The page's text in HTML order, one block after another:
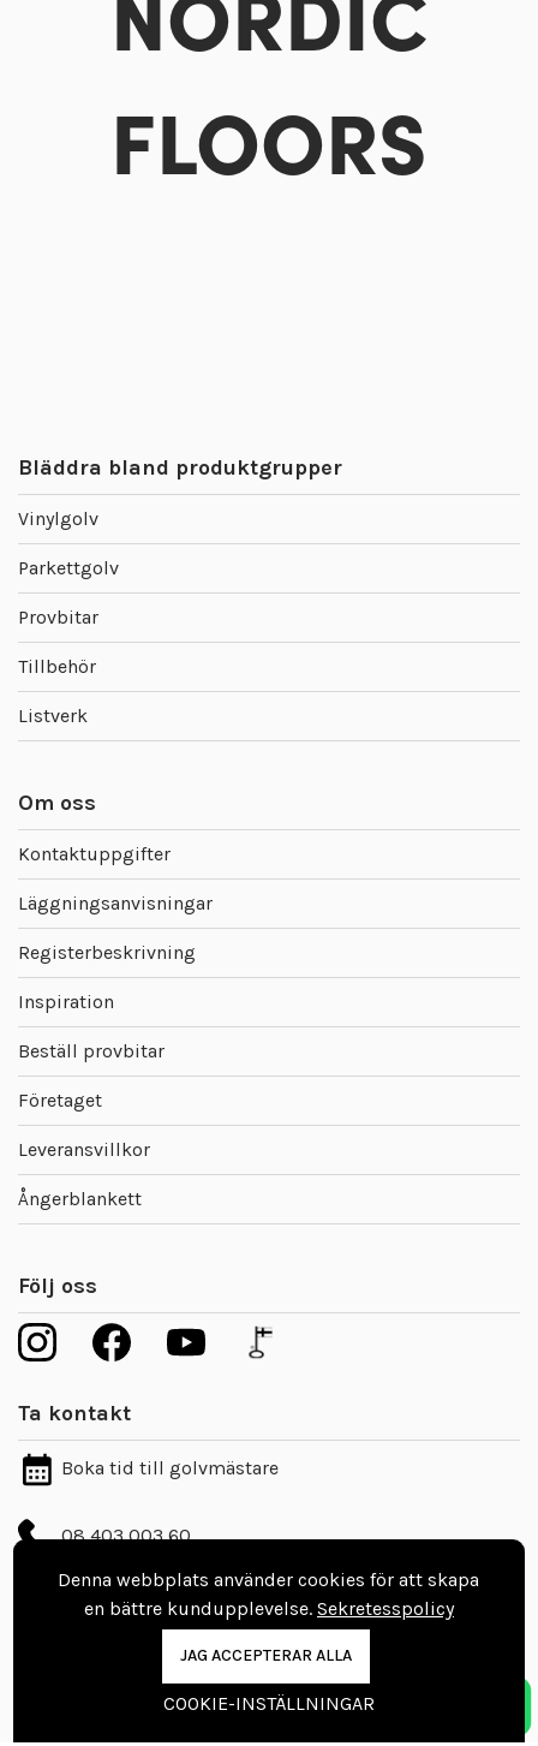
FLOORS
Bläddra bland produktgrupper
Vinylgolv
Parkettgolv
Provbitar
Tillbehör
Listverk
Om oss
Kontaktuppgifter
Läggningsanvisningar
Registerbeskrivning
Inspiration
Beställ provbitar
Företaget
Leveransvillkor
Ångerblankett
Följ oss
Ta kontakt
Boka tid till golvmästare
08 403 003 60
info@vinylgolvbutiken.se
Kontaktuppgifter
Pajakuja 7, 62100 Lapua
Denna webbplats använder cookies för att skapa
en bättre kundupplevelse. Sekretesspolicy
JAG ACCEPTERAR ALLA
COOKIE-INSTÄLLNINGAR